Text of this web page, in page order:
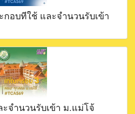
อบที่ใช้ และจำนวนรับเข้า
จำนวนรับเข้า ม.แม่โจ้